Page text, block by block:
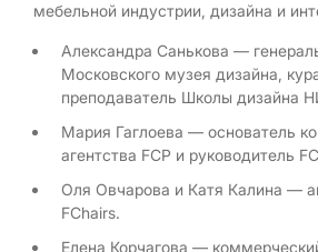
мебельной индустрии, дизайна и
Александра Санькова —
Московского музея дизайна,
преподаватель Школы дизайна
Мария Гаглоева — основатель
агентства FCP и руководитель
Оля Овчарова и Катя Калина —
FChairs.
Елена Корчагова —